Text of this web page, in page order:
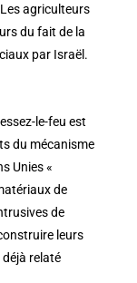
agriculteurs
du fait de la
par Israël.
le-feu est
du mécanisme
Unies «
de
de
leurs
déjà relaté